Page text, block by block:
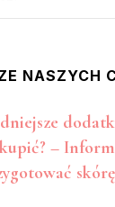
NASZYCH
–